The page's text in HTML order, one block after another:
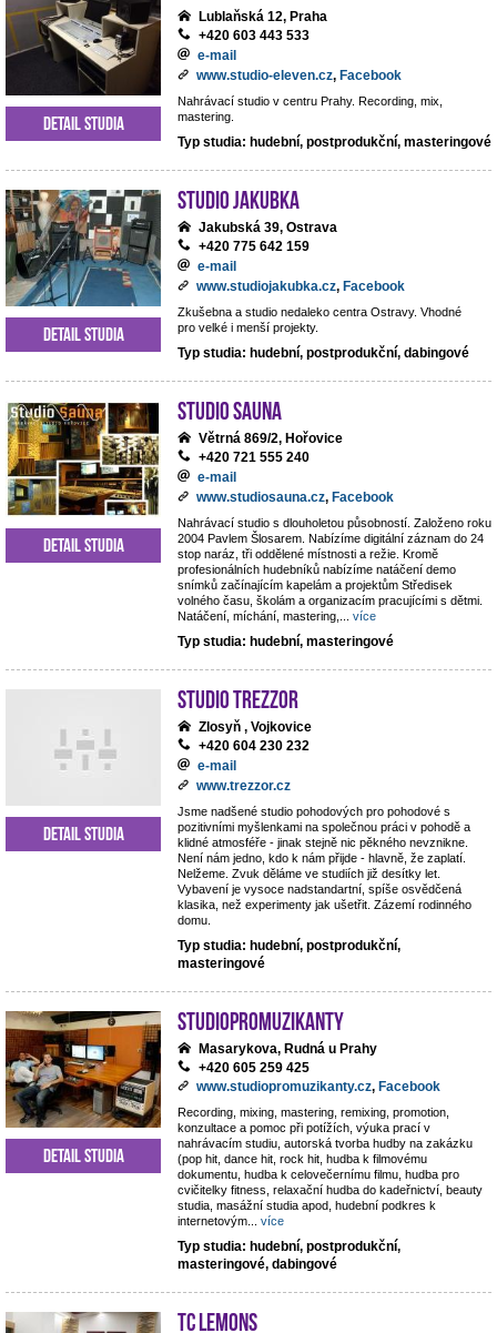
Lublaňská 12, Praha
+420 603 443 533
e-mail
www.studio-eleven.cz, Facebook
Nahrávací studio v centru Prahy. Recording, mix,
mastering.
Typ studia: hudební, postprodukční, masteringové
Detail studia
Studio Jakubka
Jakubská 39, Ostrava
+420 775 642 159
e-mail
www.studiojakubka.cz, Facebook
Zkušebna a studio nedaleko centra Ostravy. Vhodné
pro velké i menší projekty.
Typ studia: hudební, postprodukční, dabingové
Detail studia
Studio Sauna
Větrná 869/2, Hořovice
+420 721 555 240
e-mail
www.studiosauna.cz, Facebook
Nahrávací studio s dlouholetou působností. Založeno roku
2004 Pavlem Šlosarem. Nabízíme digitální záznam do 24
stop naráz, tři oddělené místnosti a režie. Kromě
profesionálních hudebníků nabízíme natáčení demo
snímků začínajícím kapelám a projektům Středisek
volného času, školám a organizacím pracujícími s dětmi.
Natáčení, míchání, mastering,
více
Typ studia: hudební, masteringové
Detail studia
STUDIO TREZZOR
Zlosyň , Vojkovice
+420 604 230 232
e-mail
www.trezzor.cz
Jsme nadšené studio pohodových pro pohodové s
pozitivními myšlenkami na společnou práci v pohodě a
klidné atmosféře - jinak stejně nic pěkného nevznikne.
Není nám jedno, kdo k nám přijde - hlavně, že zaplatí.
Nelžeme. Zvuk děláme ve studiích již desítky let.
Vybavení je vysoce nadstandartní, spíše osvědčená
klasika, než experimenty jak ušetřit. Zázemí rodinného
domu.
Typ studia: hudební, postprodukční,
masteringové
Detail studia
StudioPROmuzikanty
Masarykova, Rudná u Prahy
+420 605 259 425
www.studiopromuzikanty.cz, Facebook
Recording, mixing, mastering, remixing, promotion,
konzultace a pomoc při potížích, výuka prací v
nahrávacím studiu, autorská tvorba hudby na zakázku
(pop hit, dance hit, rock hit, hudba k filmovému
dokumentu, hudba k celovečernímu filmu, hudba pro
cvičitelky fitness, relaxační hudba do kadeřnictví, beauty
studia, masážní studia apod, hudební podkres k
internetovým
více
Typ studia: hudební, postprodukční,
masteringové, dabingové
Detail studia
TC Lemons